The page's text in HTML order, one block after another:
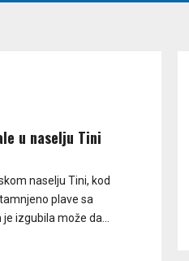
u naselju Tini
naselju Tini, kod
plave sa
izgubila može da...